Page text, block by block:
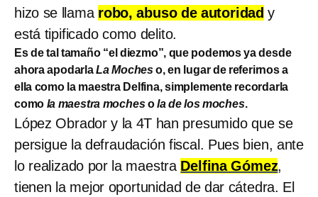
hizo se llama robo, abuso de autoridad y
está tipificado como delito.
Es de tal tamaño “el diezmo”, que podemos ya desde
ahora apodarlaLa Mocheso, en lugar de referirnos a
ella como la maestra Delfina, simplemente recordarla
como la maestra mochesola de los moches.
López Obrador y la 4T han presumido que se
persigue la defraudación fiscal. Pues bien, ante
lo realizado por la maestra Delfina Gómez,
tienen la mejor oportunidad de dar cátedra. El